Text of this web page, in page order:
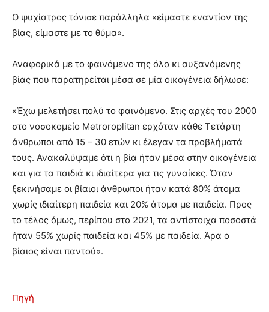
Ο ψυχίατρος τόνισε παράλληλα «είμαστε εναντίον της
βίας, είμαστε με το θύμα».
Αναφορικά με το φαινόμενο της όλο κι αυξανόμενης
βίας που παρατηρείται μέσα σε μία οικογένεια δήλωσε:
«Έχω μελετήσει πολύ το φαινόμενο. Στις αρχές του 2000
στο νοσοκομείο Metroroplitan ερχόταν κάθε Τετάρτη
άνθρωποι από 15 – 30 ετών κι έλεγαν τα προβλήματά
τους. Ανακαλύψαμε ότι η βία ήταν μέσα στην οικογένεια
και για τα παιδιά κι ιδιαίτερα για τις γυναίκες. Όταν
ξεκινήσαμε οι βίαιοι άνθρωποι ήταν κατά 80% άτομα
χωρίς ιδιαίτερη παιδεία και 20% άτομα με παιδεία. Προς
το τέλος όμως, περίπου στο 2021, τα αντίστοιχα ποσοστά
ήταν 55% χωρίς παιδεία και 45% με παιδεία. Άρα ο
βίαιος είναι παντού».
Πηγή